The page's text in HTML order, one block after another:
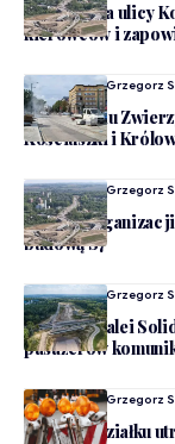
Rozbudowa ulicy
kierowców i
Dodane PrzezGrzegorz
Po otwarciu
Kościuszki i
Dodane PrzezGrzegorz
Zmiana
budową S7
Dodane PrzezGrzegorz
Zmiany na alei
pasażerów
Dodane PrzezGrzegorz
Od poniedziałku